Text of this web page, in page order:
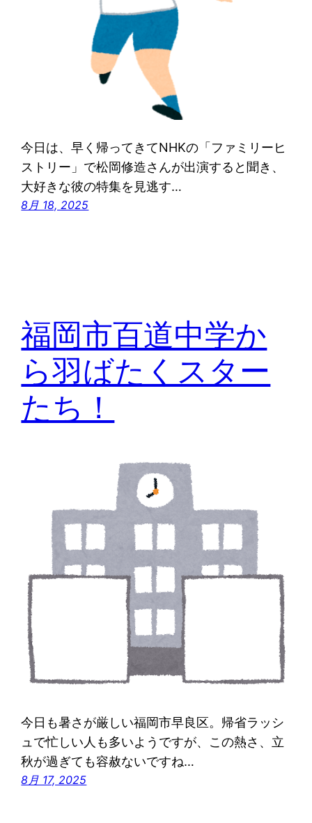
今日は、早く帰ってきてNHKの「ファミリーヒ
ストリー」で松岡修造さんが出演すると聞き、
大好きな彼の特集を見逃す…
8月 18, 2025
福岡市百道中学か
ら羽ばたくスター
たち！
今日も暑さが厳しい福岡市早良区。帰省ラッシ
ュで忙しい人も多いようですが、この熱さ、立
秋が過ぎても容赦ないですね…
8月 17, 2025